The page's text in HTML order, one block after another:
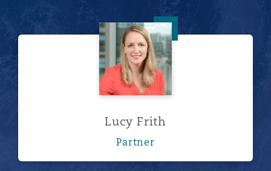
Lucy Frith
Lucy Frith
Partner